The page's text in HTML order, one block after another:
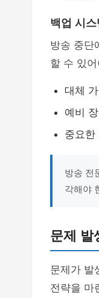
백업 시스
방송 중단
할 수 있
대체
예비
중요한
방송 전
각해야
문제 발
문제가 발
전략을 마